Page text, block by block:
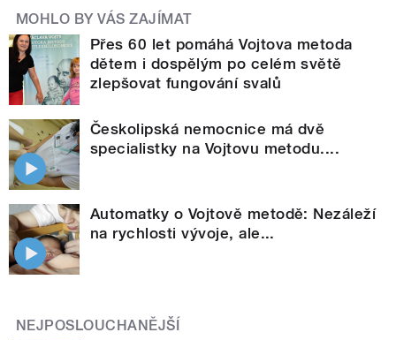
MOHLO BY VÁS ZAJÍMAT
Přes 60 let pomáhá Vojtova metoda
dětem i dospělým po celém světě
zlepšovat fungování svalů
Českolipská nemocnice má dvě
specialistky na Vojtovu metodu....
Automatky o Vojtově metodě: Nezáleží
na rychlosti vývoje, ale...
NEJPOSLOUCHANĚJŠÍ